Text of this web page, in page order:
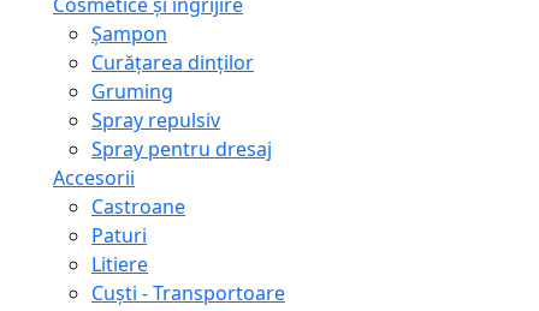
Șampon
Curățarea dinților
Gruming
Spray repulsiv
Spray pentru dresaj
Accesorii
Castroane
Paturi
Litiere
Сuști - Transportoare